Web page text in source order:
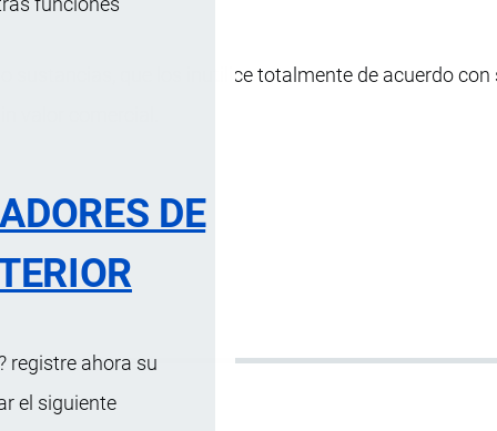
DE
registre ahora su
el siguiente
sustancias, que los inutilice totalmente de acuerdo con